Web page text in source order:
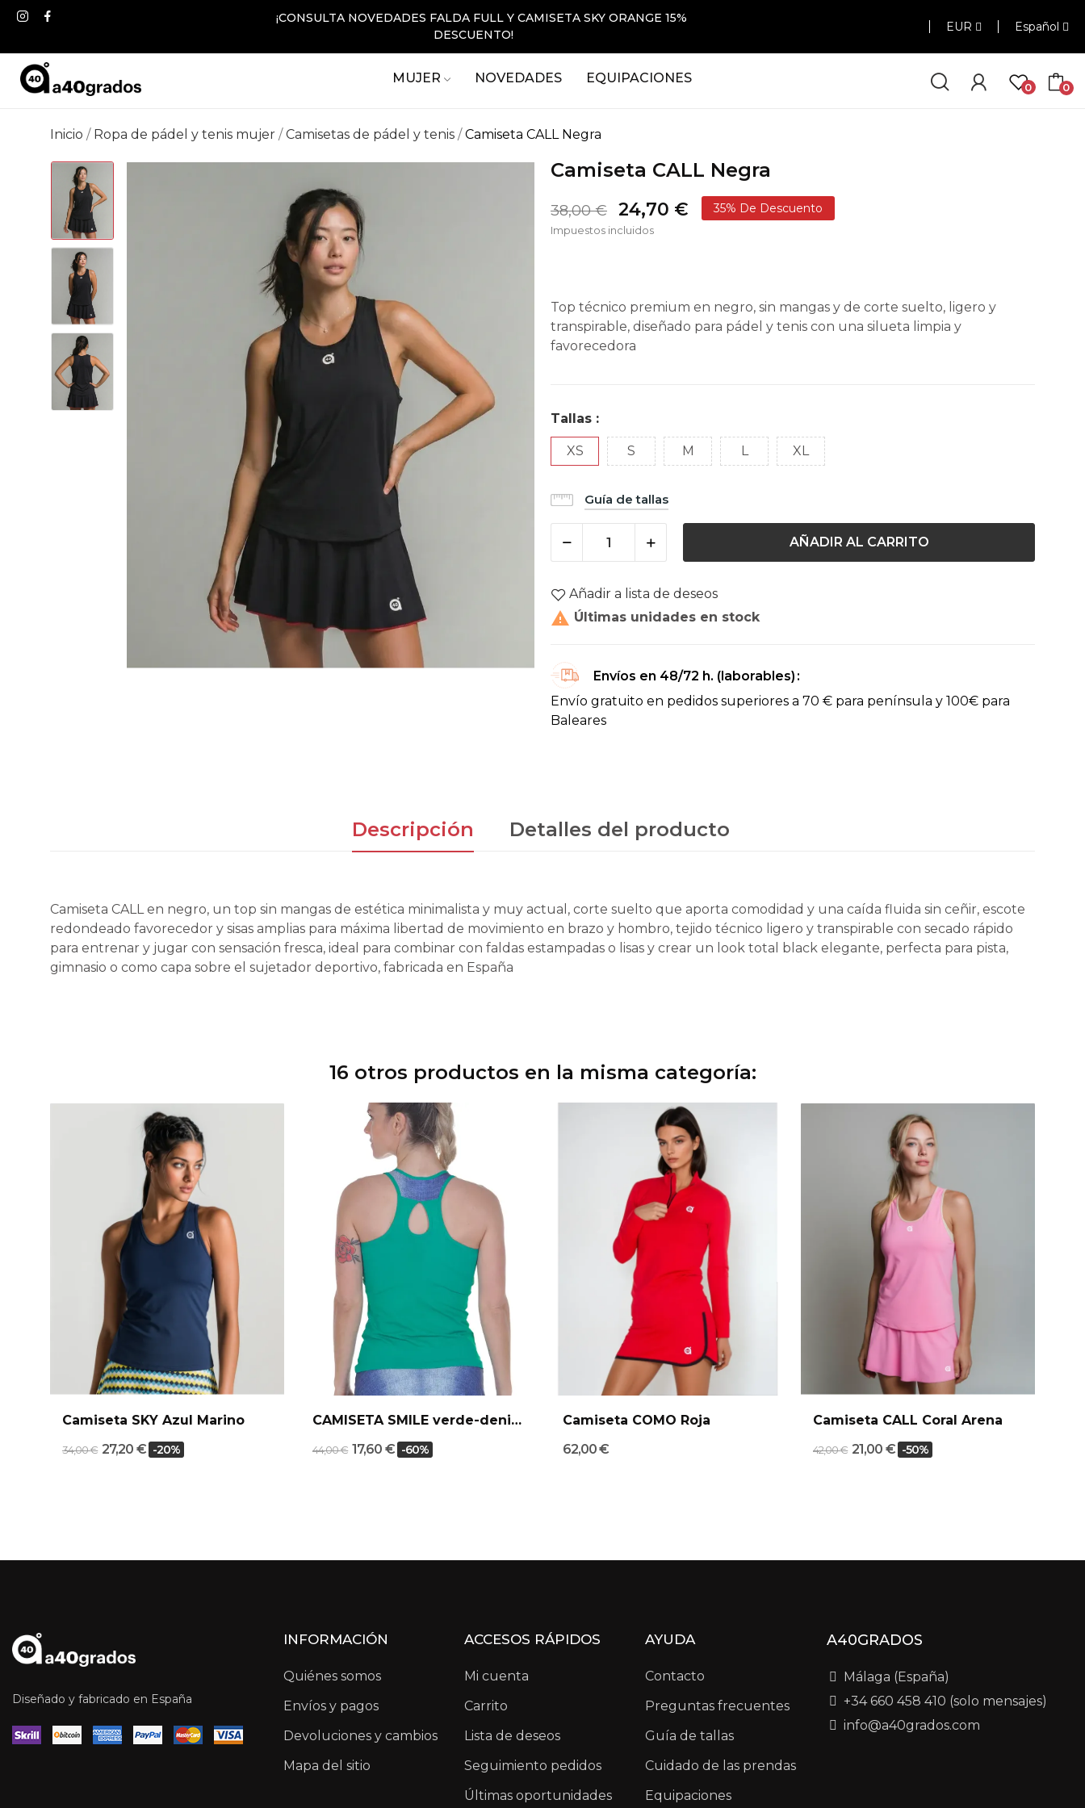
¡CONSULTA NOVEDADES FALDA FULL Y CAMISETA SKY ORANGE 15%
DESCUENTO!
EUR Español
MUJER NOVEDADES EQUIPACIONES
0 0
Inicio Ropa de pádel y tenis mujer Camisetas de pádel y tenis Camiseta CALL Negra
Camiseta CALL Negra
38,00 € 24,70 € 35% De Descuento
Impuestos incluidos
Top técnico premium en negro, sin mangas y de corte suelto, ligero y
transpirable, diseñado para pádel y tenis con una silueta limpia y
favorecedora
Tallas :
XS S M L XL
Guía de tallas
AÑADIR AL CARRITO
Añadir a lista de deseos
 Últimas unidades en stock
Envíos en 48/72 h. (laborables)
Envío gratuito en pedidos superiores a 70 € para península y 100€ para
Baleares
Descripción Detalles del producto
Camiseta CALL en negro, un top sin mangas de estética minimalista y muy actual, corte suelto que aporta comodidad y una caída fluida sin ceñir, escote
redondeado favorecedor y sisas amplias para máxima libertad de movimiento en brazo y hombro, tejido técnico ligero y transpirable con secado rápido
para entrenar y jugar con sensación fresca, ideal para combinar con faldas estampadas o lisas y crear un look total black elegante, perfecta para pista,
gimnasio o como capa sobre el sujetador deportivo, fabricada en España
16 otros productos en la misma categoría:
Camiseta SKY Azul Marino
34,00 € 27,20 € -20%
CAMISETA SMILE verde-denim
44,00 € 17,60 € -60%
Camiseta COMO Roja
62,00 €
Camiseta CALL Coral Arena
42,00 € 21,00 € -50%
Diseñado y fabricado en España
INFORMACIÓN
Quiénes somos
Envíos y pagos
Devoluciones y cambios
Mapa del sitio
ACCESOS RÁPIDOS
Mi cuenta
Carrito
Lista de deseos
Seguimiento pedidos
Últimas oportunidades
AYUDA
Contacto
Preguntas frecuentes
Guía de tallas
Cuidado de las prendas
Equipaciones
A40GRADOS
Málaga (España)
+34 660 458 410 (solo mensajes)
info@a40grados.com